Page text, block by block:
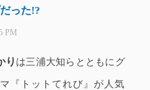
った!?
PM
り は三浦大知らとともにグ
『トットてれび』が人気